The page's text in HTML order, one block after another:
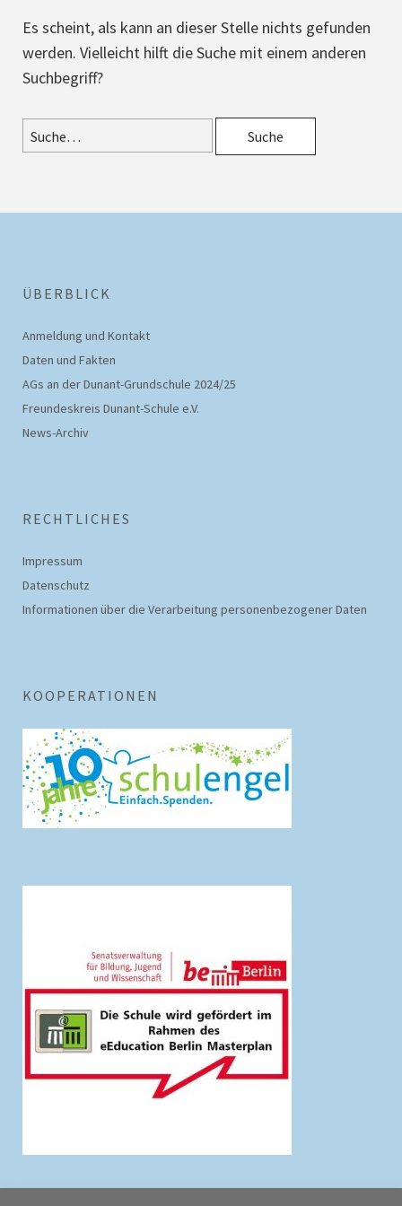
Es scheint, als kann an dieser Stelle nichts gefunden
werden. Vielleicht hilft die Suche mit einem anderen
Suchbegriff?
ÜBERBLICK
Anmeldung und Kontakt
Daten und Fakten
AGs an der Dunant-Grundschule 2024/25
Freundeskreis Dunant-Schule e.V.
News-Archiv
RECHTLICHES
Impressum
Datenschutz­
Informationen über die Verarbeitung personenbezogener Daten
KOOPERATIONEN